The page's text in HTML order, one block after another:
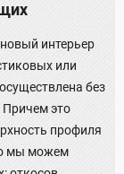
интерьер
или
без
это
профиля
мы можем